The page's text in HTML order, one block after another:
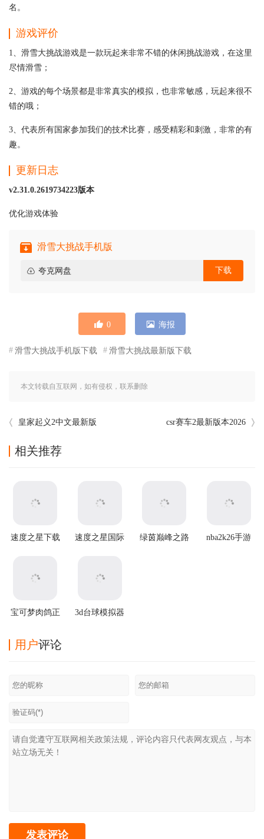
名。
游戏评价
1、滑雪大挑战游戏是一款玩起来非常不错的休闲挑战游戏，在这里
尽情滑雪；
2、游戏的每个场景都是非常真实的模拟，也非常敏感，玩起来很不
错的哦；
3、代表所有国家参加我们的技术比赛，感受精彩和刺激，非常的有
趣。
更新日志
v2.31.0.2619734223版本
优化游戏体验
滑雪大挑战手机版
夸克网盘 下载
0 海报
滑雪大挑战手机版下载 滑雪大挑战最新版下载
本文转载自互联网，如有侵权，联系删除
皇家起义2中文最新版 csr赛车2最新版本2026
相关推荐
速度之星下载
速度之星国际
绿茵巅峰之路
nba2k26手游
宝可梦肉鸽正
3d台球模拟器
用户评论